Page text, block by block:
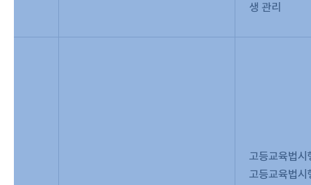
생 관리
고등교육법
고등교육법